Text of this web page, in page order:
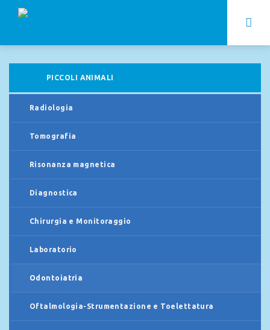
PICCOLI ANIMALI
Radiologia
Tomografia
Risonanza magnetica
Diagnostica
Chirurgia e Monitoraggio
Laboratorio
Odontoiatria
Oftalmologia-Strumentazione e Toelettatura